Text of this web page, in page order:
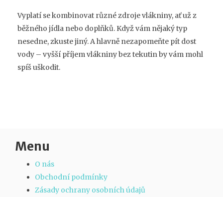
Vyplatí se kombinovat různé zdroje vlákniny, ať už z
běžného jídla nebo doplňků. Když vám nějaký typ
nesedne, zkuste jiný. A hlavně nezapomeňte pít dost
vody – vyšší příjem vlákniny bez tekutin by vám mohl
spíš uškodit.
Menu
O nás
Obchodní podmínky
Zásady ochrany osobních údajů